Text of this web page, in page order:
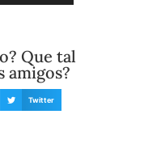
Que tal
amigos?
Twitter